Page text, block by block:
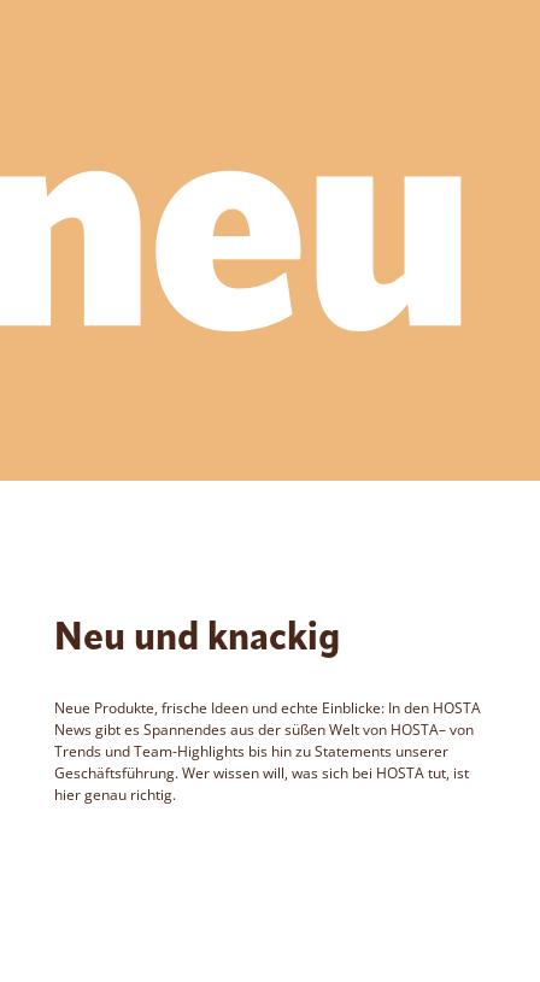
Neu und knackig
Neue Produkte, frische Ideen und echte Einblicke: In den HOSTA
News gibt es Spannendes aus der süßen Welt von HOSTA– von
Trends und Team-Highlights bis hin zu Statements unserer
Geschäftsführung. Wer wissen will, was sich bei HOSTA tut, ist
hier genau richtig.